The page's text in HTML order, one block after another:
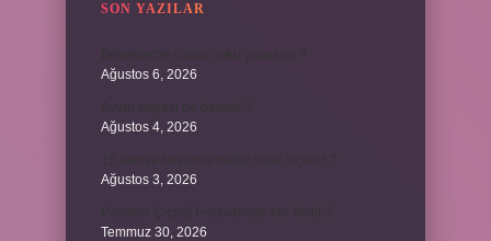
SON YAZILAR
Ağustos 6, 2026
Ağustos 4, 2026
Ağustos 3, 2026
Temmuz 30, 2026